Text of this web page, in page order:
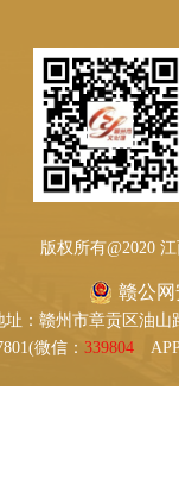
版权所有@2020
赣公网
址：赣州市章贡区油山
微信： 339804